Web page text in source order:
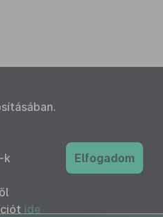
k
ide
Elfogadom